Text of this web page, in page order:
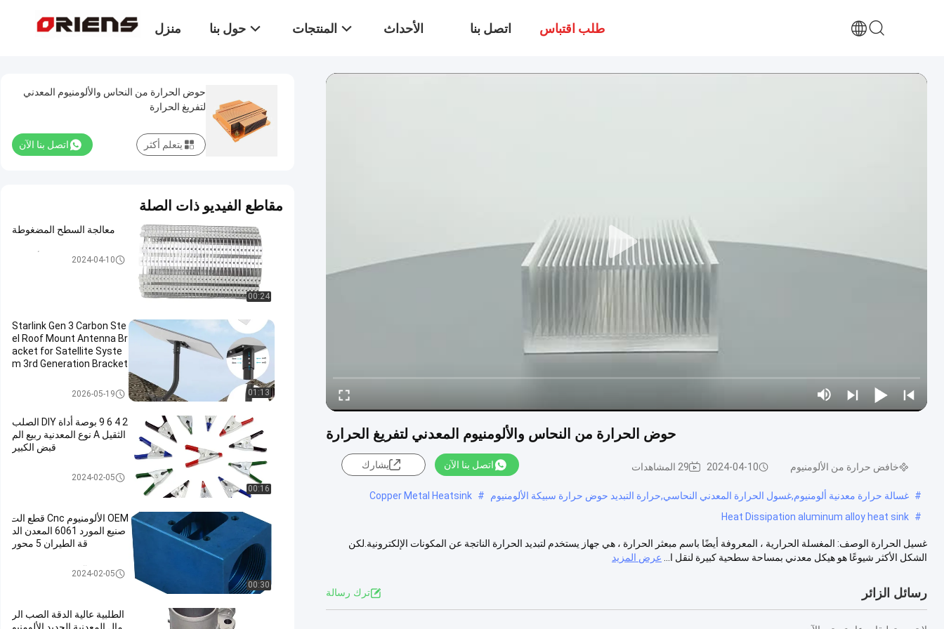
منزل حول بنا المنتجات الأحداث اتصل بنا طلب اقتباس
حوض الحرارة من النحاس والألومنيوم المعدني لتفريغ الحرارة
خافض حرارة من الألومنيوم 2024-04-10 29 المشاهدات اتصل بنا الآن يشارك
# غسالة حرارة معدنية ألومنيوم,غسول الحرارة المعدني النحاسي,حرارة التبديد حوض حرارة سبيكة الألومنيوم #
Copper Metal Heatsink
#
Heat Dissipation aluminum alloy heat sink
غسيل الحرارة الوصف: المغسلة الحرارية ، المعروفة أيضًا باسم مبعثر الحرارة ، هي جهاز يستخدم لتبديد الحرارة الناتجة عن المكونات الإلكترونية.لكن
الشكل الأكثر شيوعًا هو هيكل معدني بمساحة سطحية كبيرة لنقل ا...
عرض المزيد
رسائل الزائر ترك رسالة
حوض الحرارة من النحاس والألومنيوم المعدني
لتفريغ الحرارة
اتصل بنا الآن يتعلم أكثر
مقاطع الفيديو ذات الصلة
00:24
معالجة السطح المضغوطة
خافض حرارة من الألومنيوم
2024-04-10
01:13
Starlink Gen 3 Carbon Ste
el Roof Mount Antenna Br
acket for Satellite Syste
m 3rd Generation Bracket
2026-05-19
00:16
2 4 6 9 بوصة أداة DIY الصلب
الثقيل A نوع المعدنية ربيع الم
قبض الكبير
مشبك الربيع المعدني2024-02-05
00:30
OEM الألومنيوم Cnc قطع الت
صنيع المورد 6061 المعدن الد
قة الطيران 5 محور
قطع غيار الآلات باستخدام الحاس
2024-02-05
الطلبية عالية الدقة الصب الر